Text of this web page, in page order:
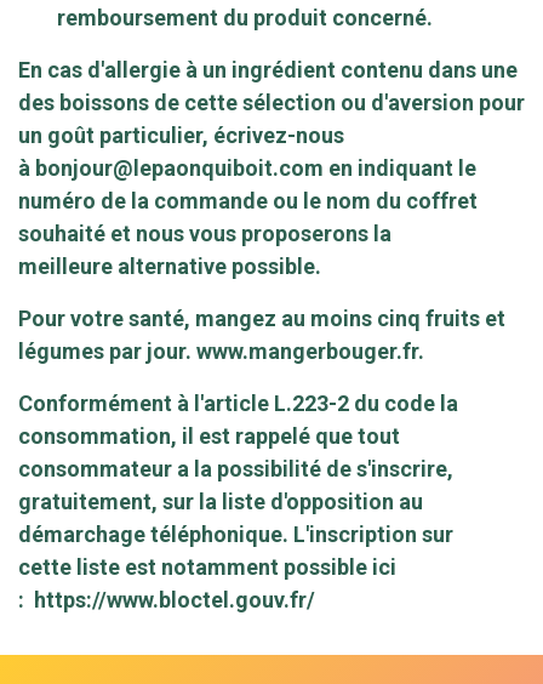
remboursement du produit concerné.
En cas d'allergie à un ingrédient contenu dans une
des boissons de cette sélection ou d'aversion pour
un goût particulier, écrivez-nous
à bonjour@lepaonquiboit.com en indiquant le
numéro de la commande ou le nom du coffret
souhaité et nous vous proposerons la
meilleure alternative possible.
Pour votre santé, mangez au moins cinq fruits et
légumes par jour. www.mangerbouger.fr.
Conformément à l'article L.223-2 du code la
consommation, il est rappelé que tout
consommateur a la possibilité de s'inscrire,
gratuitement, sur la liste d'opposition au
démarchage téléphonique. L'inscription sur
cette liste est notamment possible ici
: https://www.bloctel.gouv.fr/